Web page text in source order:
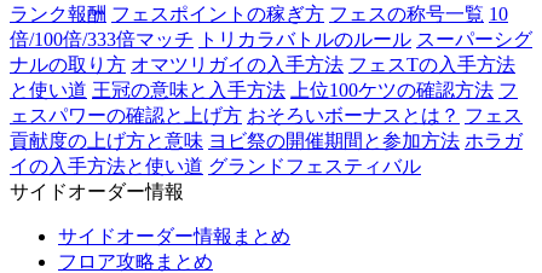
ランク報酬 フェスポイントの稼ぎ方 フェスの称号一覧 10
倍/100倍/333倍マッチ
トリカラバトルのルール スーパーシグ
ナルの取り方 オマツリガイの入手方法 フェスTの入手方法
と使い道 王冠の意味と入手方法 上位100ケツの確認方法 フ
ェスパワーの確認と上げ方 おそろいボーナスとは？ フェス
貢献度の上げ方と意味 ヨビ祭の開催期間と参加方法 ホラガ
イの入手方法と使い道 グランドフェスティバル
サイドオーダー情報
サイドオーダー情報まとめ
フロア攻略まとめ